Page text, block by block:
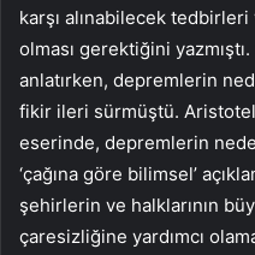
karşı alınabilecek tedbirleri
olması gerektiğini
anlatırken, depremlerin
fikir ileri sürmüştü.
eserinde, depremlerin
‘çağına göre bilimsel’
şehirlerin ve halklarının
çaresizliğine yardımcı